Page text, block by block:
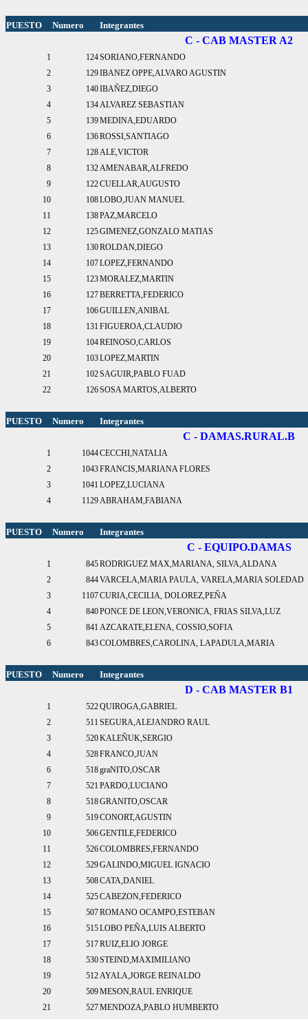
PUESTO Numero Integrantes
C - CAB MASTER A2
1 124SORIANO,FERNANDO
2
129IBANEZ OPPE,ALVARO AGUSTIN
3
140IBAÑEZ,DIEGO
4
134ALVAREZ SEBASTIAN
5
139MEDINA,EDUARDO
6
136ROSSI,SANTIAGO
7
128ALE,VICTOR
8
132AMENABAR,ALFREDO
9
122CUELLAR,AUGUSTO
10
108LOBO,JUAN MANUEL
11
138PAZ,MARCELO
12
125GIMENEZ,GONZALO MATIAS
13
130ROLDAN,DIEGO
14
107LOPEZ,FERNANDO
15
123MORALEZ,MARTIN
16
127BERRETTA,FEDERICO
17
106GUILLEN,ANIBAL
18
131 FIGUEROA,CLAUDIO
19
104REINOSO,CARLOS
20
103LOPEZ,MARTIN
21
102SAGUIR,PABLO FUAD
22
126SOSA MARTOS,ALBERTO
PUESTO Numero Integrantes
C - DAMAS.RURAL.B
1 1044CECCHI,NATALIA
2
1043FRANCIS,MARIANA FLORES
3
1041 LOPEZ,LUCIANA
4
1129ABRAHAM,FABIANA
PUESTO Numero Integrantes
C - EQUIPO.DAMAS
1 845RODRIGUEZ MAX,MARIANA, SILVA,ALDANA
2
844VARCELA,MARIA PAULA, VARELA,MARIA SOLEDAD
3
1107CURIA,CECILIA, DOLOREZ,PEÑA
4
840PONCE DE LEON,VERONICA, FRIAS SILVA,LUZ
5
841 AZCARATE,ELENA, COSSIO,SOFIA
6
843COLOMBRES,CAROLINA, LAPADULA,MARIA
PUESTO Numero Integrantes
D - CAB MASTER B1
1 522QUIROGA,GABRIEL
2
511 SEGURA,ALEJANDRO RAUL
3
520KALEÑUK,SERGIO
4
528FRANCO,JUAN
6
518graNITO,OSCAR
7
521 PARDO,LUCIANO
8
518GRANITO,OSCAR
9
519CONORT,AGUSTIN
10
506GENTILE,FEDERICO
11
526COLOMBRES,FERNANDO
12
529GALINDO,MIGUEL IGNACIO
13
508CATA,DANIEL
14
525CABEZON,FEDERICO
15
507ROMANO OCAMPO,ESTEBAN
16
515LOBO PEÑA,LUIS ALBERTO
17
517RUIZ,ELIO JORGE
18
530STEIND,MAXIMILIANO
19
512AYALA,JORGE REINALDO
20
509MESON,RAUL ENRIQUE
21
527MENDOZA,PABLO HUMBERTO